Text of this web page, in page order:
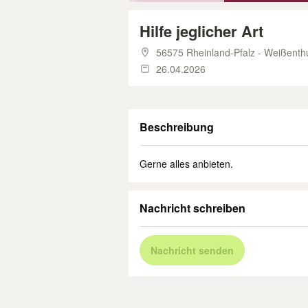
Hilfe jeglicher Art
56575 Rheinland-Pfalz -
26.04.2026
Beschreibung
Gerne alles anbieten.
Nachricht schreiben
Nachricht senden